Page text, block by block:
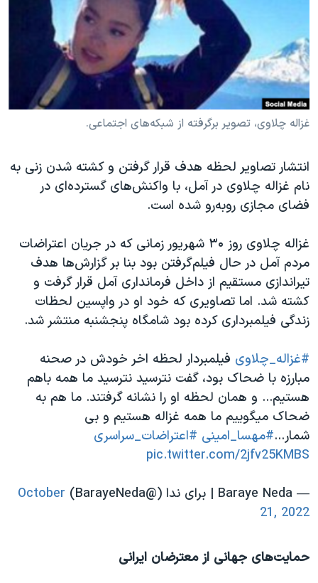
فرهنگ و زندگی
حقوق شهروندی
اقتصادی
اسرائیل در جنگ
آرشیو پخش زنده
انتخابات ریاست جمهوری آمریکا ۲۰۲۴
حمله جمهوری اسلامی به اسرائیل
ورزش زنان در ایران
مجموعه مستندهای دادخواهی
تریبونال مردمی آبان ۹۸
چهل سال گروگان‌گیری
قانون شفافیت دارائی کادر رهبری ایران
اعتراضات مردمی آبان ۹۸
اسرائیل در جنگ
همایش محافظه‌کاران آمریکا «سی‌پک»
صفحه‌های ویژه
سفر پرزیدنت ترامپ به چین
زبانهای مختلف
غزاله چلاوی، تصویر برگرفته از شبکه‌های اجتماعی.
انتشار تصاویر لحظه هدف قرار گرفتن و کشته شدن زنی به
نام غزاله چلاوی در آمل، با واکنش‌های گسترده‌ای در
فضای مجازی رو‌به‌رو شده است.
غزاله چلاوی روز ۳۰ شهریور زمانی که در جریان اعتراضات
مردم آمل در حال فیلم‌گرفتن بود بنا بر گزارش‌ها هدف
تیر‌اندازی مستقیم از داخل فرمانداری آمل قرار گرفت و
کشته شد. اما تصاویری که خود او در واپسین لحظات
زندگی فیلمبرداری کرده بود شامگاه پنجشنبه منتشر شد.
#غزاله_چلاوی فیلمبردار لحظه اخر خودش در صحنه
مبارزه با ضحاک بود، گفت نترسید نترسید ما همه باهم
هستیم... و همان لحظه او را نشانه گرفتند. ما هم به
ضحاک میگوییم ما همه غزاله هستیم و بی
شمار...#مهسا_امینی #اعتراضات_سراسرى
pic.twitter.com/2jfv25KMBS
— Baraye Neda | برای ندا (@BarayeNeda)
October
21, 2022
حمایت‌های جهانی از معترضان ایرانی